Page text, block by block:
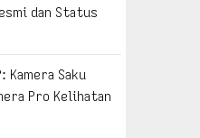
dan Status
Kamera Saku
Pro Kelihatan